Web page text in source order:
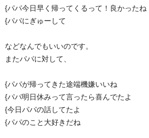
{パパ今日早く帰ってくるって！良かったね
{パパにぎゅーして
などなんでもいいのです。
またパパに対して、
{パパが帰ってきた途端機嫌いいね
{パパ明日休みって言ったら喜んでたよ
{今日パパの話してたよ
{パパのこと大好きだね